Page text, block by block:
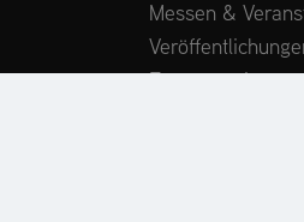
Messen &
Expertenwissen